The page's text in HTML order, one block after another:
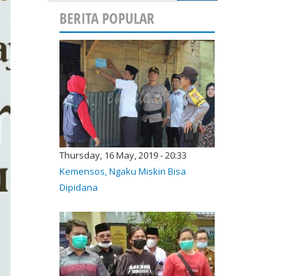
BERITA POPULAR
Thursday, 16 May, 2019 - 20:33
Kemensos, Ngaku Miskin Bisa
Dipidana